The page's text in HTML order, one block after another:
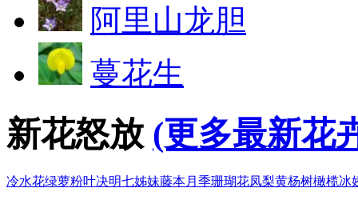
阿里山龙胆
蔓花生
新花怒放 (更多最新花
冷水花绿萝粉叶决明七姊妹藤本月季珊瑚花凤梨黄杨树橄榄冰